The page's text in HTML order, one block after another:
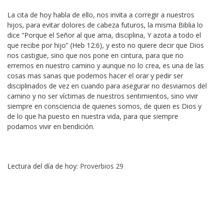
La cita de hoy habla de ello, nos invita a corregir a nuestros
hijos, para evitar dolores de cabeza futuros, la misma Biblia lo
dice “Porque el Señor al que ama, disciplina, Y azota a todo el
que recibe por hijo” (Heb 12:6), y esto no quiere decir que Dios
nos castigue, sino que nos pone en cintura, para que no
erremos en nuestro camino y aunque no lo crea, es una de las
cosas mas sanas que podemos hacer el orar y pedir ser
disciplinados de vez en cuando para asegurar no desviarnos del
camino y no ser víctimas de nuestros sentimientos, sino vivir
siempre en consciencia de quienes somos, de quien es Dios y
de lo que ha puesto en nuestra vida, para que siempre
podamos vivir en bendición.
Lectura del día de hoy: Proverbios 29